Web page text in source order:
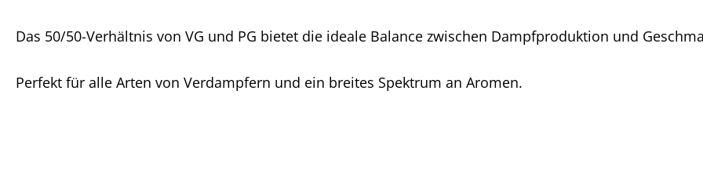
Das 50/50-Verhältnis von VG und PG bietet die ideale Balance zwischen Dampfproduktion und
Perfekt für alle Arten von Verdampfern und ein breites Spektrum an Aromen.